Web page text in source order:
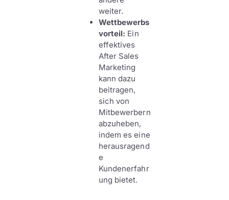
weiter.
Wettbewerbs
vorteil: Ein
effektives
After Sales
Marketing
kann dazu
beitragen,
sich von
Mitbewerbern
abzuheben,
indem es eine
herausragend
e
Kundenerfahr
ung bietet.